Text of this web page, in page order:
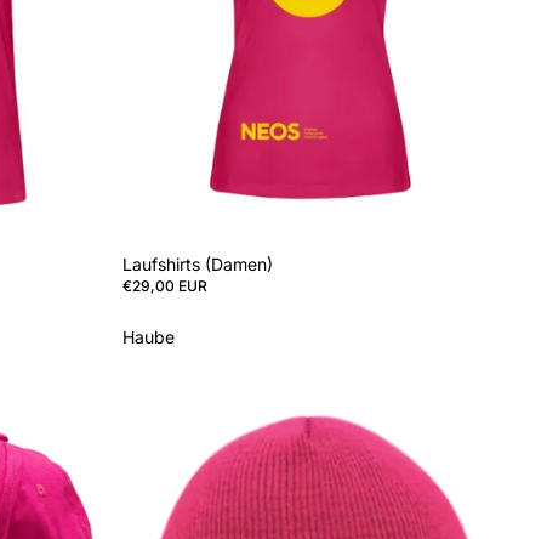
Laufshirts (Damen)
€29,00 EUR
Haube